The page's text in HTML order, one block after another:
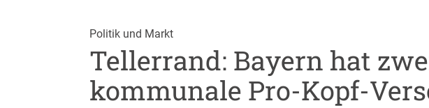
Politik und Markt
Tellerrand: Bayern hat
kommunale Pro-Kopf-